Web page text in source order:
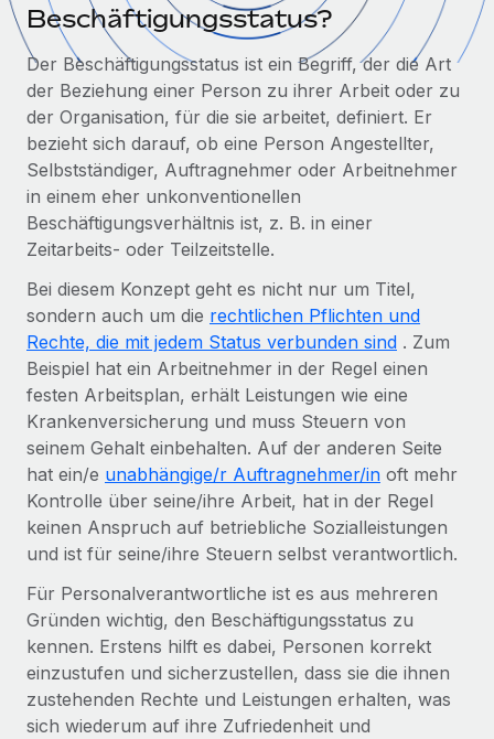
Globales Onboarding und Verwalten von
Freelancer:innen
PEO
Auslagern von komplexen HR-Aufgaben
INFRASTRUKTUR
Remote Embedded
Nahtlose Integration der HR in bestehende Abläufe
Plattform
Integrierte HR-Kernfunktionen für dein Team
Verknüpfen
Verknüpfung beliebiger KI-Tools mit Remote über unser
Integrationen
Prozessoptimierung mit unverzichtbaren Business-
Tools
DIENSTLEISTUNGEN
Frag unsere Expert:innen
Hilfe von Expert:innen für globale HR & Compliance
Background-Checks
Einfacheres Bewerber:innen-Screening
WACHSTUMSPHASE
Startups
Agile HR- und Payroll-Lösungen für wachsende
Unternehmen
Mittelstand
Maßgeschneiderte HR-Lösungen, um Teams zu
vergrößern
Enterprise
Globale HR für Konzerne und Großunternehmen
PARTNER WERDEN
Strategische Technologiepartner
Flexible Einbettung von Global-HR-Funktionen in deine
Plattform
Partner werden
Entdecke die Möglichkeiten einer Partnerschaft
Remote Build Demnächst verfügbar
Beratung zu Integrationen und KI-Automatisierung
FALLSTUDIEN
Gesamtbeschäftigungskosten
Honorarzahlungen berechnen
Informationen zu möglichen Währungen und
Abwicklungsfristen für globale Freelancer:innen
LERNEN MIT REMOTE
Forschung und Leitfäden
HR-Glossar
Checklisten und Vorlagen
Bibliothek für Stellenbeschreibungen
Webinare
Events
Newsroom
Informationen zu Gehältern und Qualifikationen
Insights Center
Hol dir Unterstützung
Alle Ressourcen anzeigen
Nederlands
Français
Deutsch
Español
Italiano
Português (Portugal)
日本語
한국어
中文（简体）
Anmelden
Beschäftigungsstatus?
Der Beschäftigungsstatus ist ein Begriff, der die Art
der Beziehung einer Person zu ihrer Arbeit oder zu
der Organisation, für die sie arbeitet, definiert. Er
bezieht sich darauf, ob eine Person Angestellter,
Selbstständiger, Auftragnehmer oder Arbeitnehmer
in einem eher unkonventionellen
Beschäftigungsverhältnis ist, z. B. in einer
Zeitarbeits- oder Teilzeitstelle.
Bei diesem Konzept geht es nicht nur um Titel,
sondern auch um die rechtlichen Pflichten und
Rechte, die mit jedem Status verbunden sind . Zum
Beispiel hat ein Arbeitnehmer in der Regel einen
festen Arbeitsplan, erhält Leistungen wie eine
Krankenversicherung und muss Steuern von
seinem Gehalt einbehalten. Auf der anderen Seite
hat ein/e unabhängige/r Auftragnehmer/in oft mehr
Kontrolle über seine/ihre Arbeit, hat in der Regel
keinen Anspruch auf betriebliche Sozialleistungen
und ist für seine/ihre Steuern selbst verantwortlich.
Für Personalverantwortliche ist es aus mehreren
Gründen wichtig, den Beschäftigungsstatus zu
kennen. Erstens hilft es dabei, Personen korrekt
einzustufen und sicherzustellen, dass sie die ihnen
zustehenden Rechte und Leistungen erhalten, was
sich wiederum auf ihre Zufriedenheit und